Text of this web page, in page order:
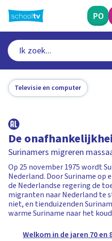
naar
hoofdinhoud
PO
Televisie en computer
De
Surinamers migreren
Op 25 november 1975 wordt
Nederland. Door Suriname
de Nederlandse regering de
migranten naar Nederland te
niet, en tienduizenden
warme Suriname naar het
Welkom in de jaren 70 en